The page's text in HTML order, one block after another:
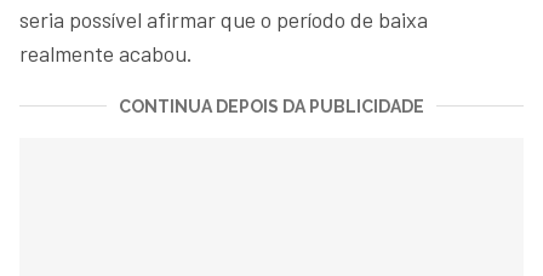
seria possível afirmar que o período de baixa
realmente acabou.
CONTINUA DEPOIS DA PUBLICIDADE